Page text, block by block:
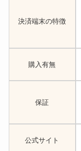
決済端末の特徴
購入有無
保証
公式サイト